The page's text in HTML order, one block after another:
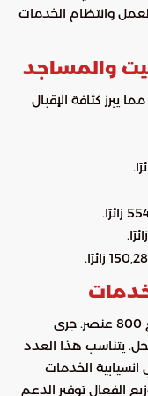
وانتظام الخدمات
والمساجد
يبرز كثافة الإقبال
بلغ إجمالي عدد العاملين في هذه المواقع 800 عنصر. جرى
يتناسب هذا العدد
الخدمات
الفعال توفير الدعم